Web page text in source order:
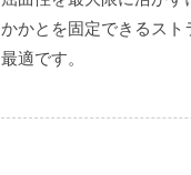
かかとを固定できるス
最適です。